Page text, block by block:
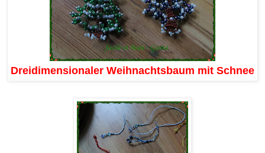
Dreidimensionaler Weihnachtsbaum mit Schnee